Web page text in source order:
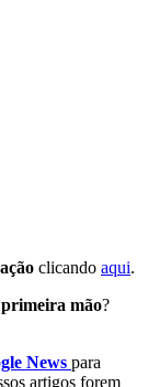
clicando aqui.
mão?
News para
artigos forem